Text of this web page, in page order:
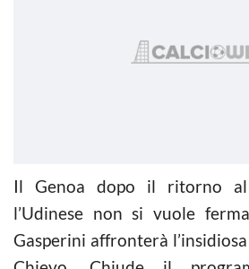
Il Genoa dopo il ritorno al
l’Udinese non si vuole
Gasperini affronterà